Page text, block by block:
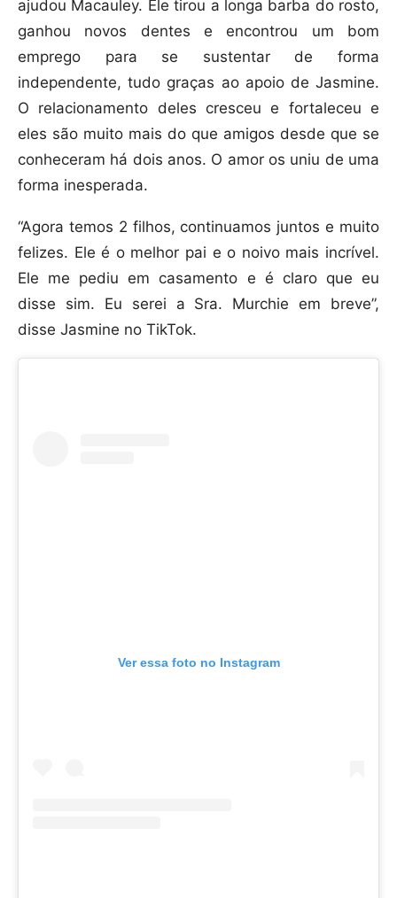
ajudou Macauley. Ele tirou a longa barba do rosto,
ganhou novos dentes e encontrou um bom
emprego para se sustentar de forma
independente, tudo graças ao apoio de Jasmine.
O relacionamento deles cresceu e fortaleceu e
eles são muito mais do que amigos desde que se
conheceram há dois anos. O amor os uniu de uma
forma inesperada.
“Agora temos 2 filhos, continuamos juntos e muito
felizes. Ele é o melhor pai e o noivo mais incrível.
Ele me pediu em casamento e é claro que eu
disse sim. Eu serei a Sra. Murchie em breve”,
disse Jasmine no TikTok.
Ver essa foto no Instagram